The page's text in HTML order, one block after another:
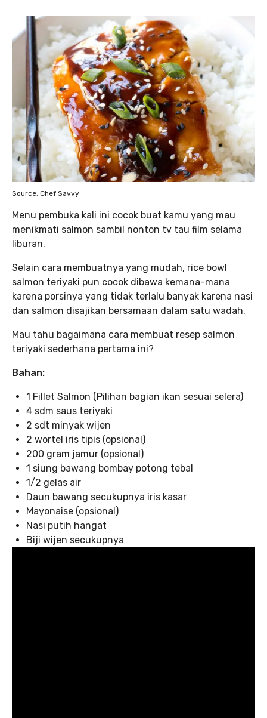
Source: Chef Savvy
Menu pembuka kali ini cocok buat kamu yang mau
menikmati salmon sambil nonton tv tau film selama
liburan.
Selain cara membuatnya yang mudah, rice bowl
salmon teriyaki pun cocok dibawa kemana-mana
karena porsinya yang tidak terlalu banyak karena nasi
dan salmon disajikan bersamaan dalam satu wadah.
Mau tahu bagaimana cara membuat resep salmon
teriyaki sederhana pertama ini?
Bahan:
1 Fillet Salmon (Pilihan bagian ikan sesuai selera)
4 sdm saus teriyaki
2 sdt minyak wijen
2 wortel iris tipis (opsional)
200 gram jamur (opsional)
1 siung bawang bombay potong tebal
1/2 gelas air
Daun bawang secukupnya iris kasar
Mayonaise (opsional)
Nasi putih hangat
Biji wijen secukupnya